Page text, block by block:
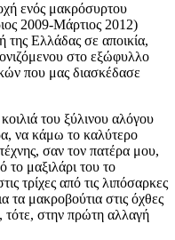
ενός μακρόσυρτου
2009-Μάρτιος 2012)
της Ελλάδας σε αποικία,
στο εξώφυλλο
που μας διασκέδασε
του ξύλινου αλόγου
να κάμω το καλύτερο
σαν τον πατέρα μου,
το μαξιλάρι του το
τρίχες από τις λιπόσαρκες
τα μακροβούτια στις όχθες
στην πρώτη αλλαγή